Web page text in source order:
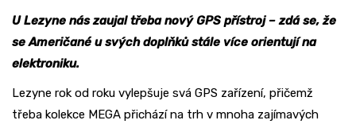
U Lezyne nás zaujal třeba nový GPS přístroj – zdá se, že
se Američané u svých doplňků stále více orientují na
elektroniku.
Lezyne rok od roku vylepšuje svá GPS zařízení, přičemž
třeba kolekce MEGA přichází na trh v mnoha zajímavých